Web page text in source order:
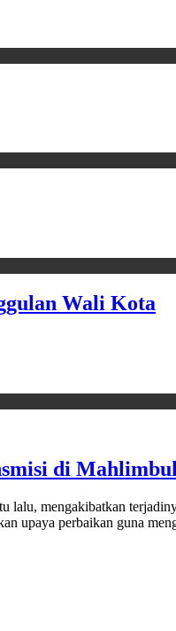
Wali Kota
di
mengakibatkan
upaya perbaikan guna